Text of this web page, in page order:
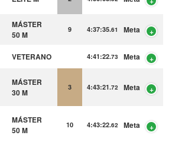
MÁSTER
50 M
9 4:37:35.61 Meta
VETERANO 4:41:22.73 Meta
MÁSTER
30 M
3 4:43:21.72 Meta
MÁSTER
50 M
10 4:43:22.62 Meta